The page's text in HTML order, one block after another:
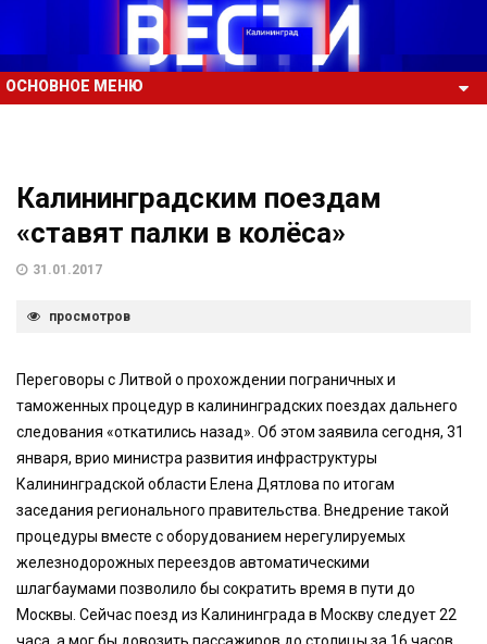
ОСНОВНОЕ МЕНЮ
Калининградским поездам
«ставят палки в колёса»
31.01.2017
просмотров
Переговоры с Литвой о прохождении пограничных и
таможенных процедур в калининградских поездах дальнего
следования «откатились назад». Об этом заявила сегодня, 31
января, врио министра развития инфраструктуры
Калининградской области Елена Дятлова по итогам
заседания регионального правительства. Внедрение такой
процедуры вместе с оборудованием нерегулируемых
железнодорожных переездов автоматическими
шлагбаумами позволило бы сократить время в пути до
Москвы. Сейчас поезд из Калининграда в Москву следует 22
часа, а мог бы довозить пассажиров до столицы за 16 часов.